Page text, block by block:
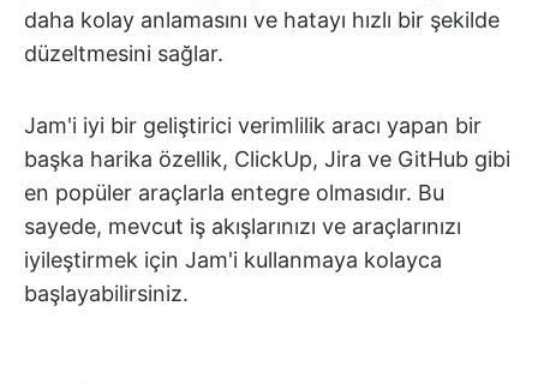
daha kolay anlamasını ve hatayı hızlı bir şekilde
düzeltmesini sağlar.
Jam'i iyi bir geliştirici verimlilik aracı yapan bir
başka harika özellik, ClickUp, Jira ve GitHub gibi
en popüler araçlarla entegre olmasıdır. Bu
sayede, mevcut iş akışlarınızı ve araçlarınızı
iyileştirmek için Jam'i kullanmaya kolayca
başlayabilirsiniz.